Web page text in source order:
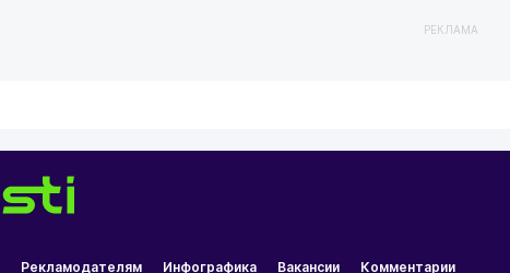
РЕКЛАМА
Рекламодателям Инфографика Вакансии Комментарии